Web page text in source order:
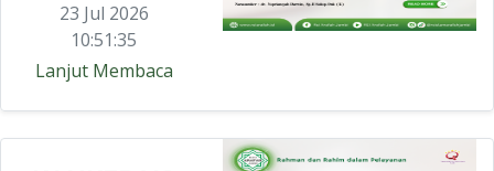
23 Jul 2026
10:51:35
Lanjut Membaca